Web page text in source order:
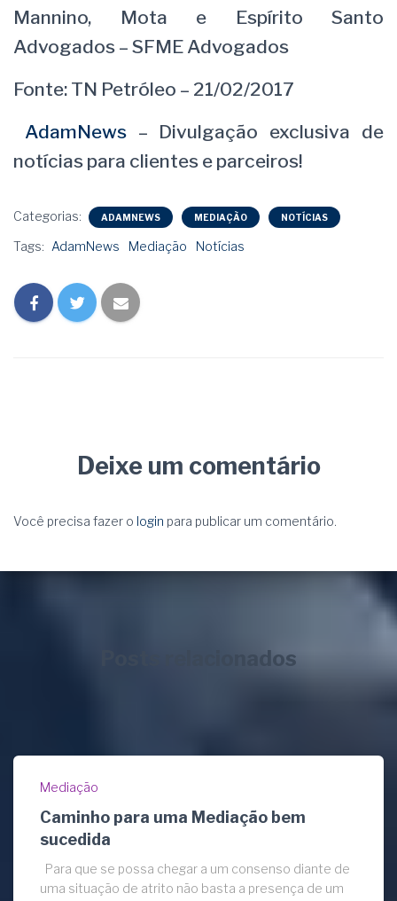
Mannino, Mota e Espírito Santo
Advogados – SFME Advogados
Fonte: TN Petróleo – 21/02/2017
AdamNews– Divulgação exclusiva de
notícias para clientes e parceiros!
Categorias: ADAMNEWS MEDIAÇÃO NOTÍCIAS
Tags: AdamNews Mediação Notícias
Deixe um comentário
Você precisa fazer o login para publicar um comentário.
Posts relacionados
Mediação
Caminho para uma Mediação bem
sucedida
Para que se possa chegar a um consenso diante de
uma situação de atrito não basta a presença de um